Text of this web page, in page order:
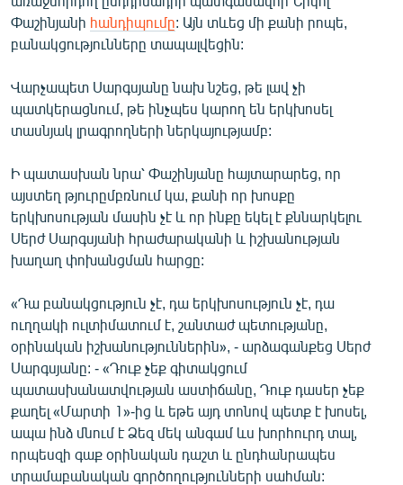
Փաշինյանի հանդիպումը: Այն տևեց մի քանի րոպե,
բանակցությունները տապալվեցին:
Վարչապետ Սարգսյանը նախ նշեց, թե լավ չի
պատկերացնում, թե ինչպես կարող են երկխոսել
տասնյակ լրագրողների ներկայությամբ:
Ի պատասխան նրա՝ Փաշինյանը հայտարարեց, որ
այստեղ թյուրըմբռնում կա, քանի որ խոսքը
երկխոսության մասին չէ և որ ինքը եկել է քննարկելու
Սերժ Սարգսյանի հրաժարականի և իշխանության
խաղաղ փոխանցման հարցը:
«Դա բանակցություն չէ, դա երկխոսություն չէ, դա
ուղղակի ուլտիմատում է, շանտաժ պետությանը,
օրինական իշխանություններին», - արձագանքեց Սերժ
Սարգսյանը: - «Դուք չեք գիտակցում
պատասխանատվության աստիճանը, Դուք դասեր չեք
քաղել «Մարտի 1»-ից և եթե այդ տոնով պետք է խոսել,
ապա ինձ մնում է Ձեզ մեկ անգամ ևս խորհուրդ տալ,
որպեսզի գաք օրինական դաշտ և ընդհանրապես
տրամաբանական գործողությունների սահման: